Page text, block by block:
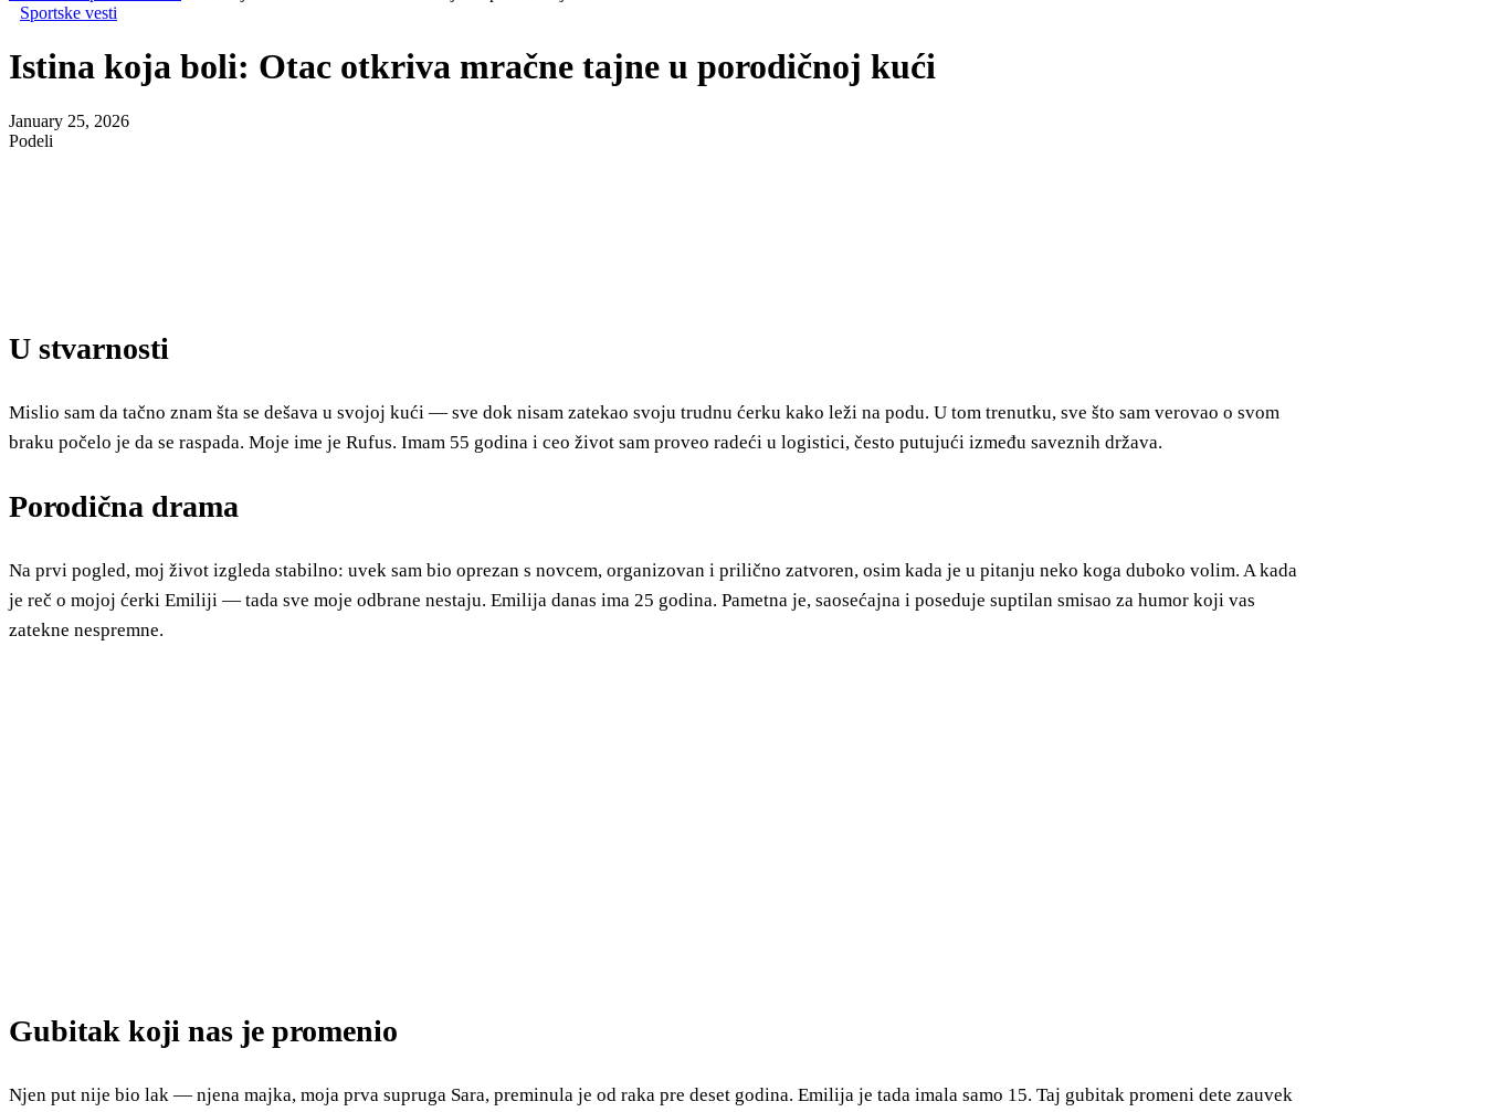
Sportske vesti
Istina koja boli: Otac otkriva mračne tajne u porodičnoj kući
January 25, 2026
Podeli
U stvarnosti
Mislio sam da tačno znam šta se dešava u svojoj kući — sve dok nisam zatekao svoju trudnu ćerku kako leži na podu. U tom trenutku, sve što sam verovao o svom
braku počelo je da se raspada. Moje ime je Rufus. Imam 55 godina i ceo život sam proveo radeći u logistici, često putujući između saveznih država.
Porodična drama
Na prvi pogled, moj život izgleda stabilno: uvek sam bio oprezan s novcem, organizovan i prilično zatvoren, osim kada je u pitanju neko koga duboko volim. A kada
je reč o mojoj ćerki Emiliji — tada sve moje odbrane nestaju. Emilija danas ima 25 godina. Pametna je, saosećajna i poseduje suptilan smisao za humor koji vas
zatekne nespremne.
Gubitak koji nas je promenio
Njen put nije bio lak — njena majka, moja prva supruga Sara, preminula je od raka pre deset godina. Emilija je tada imala samo 15. Taj gubitak promeni dete zauvek